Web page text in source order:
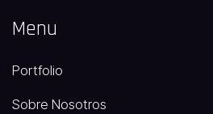
Menu
Portfolio
Sobre Nosotros